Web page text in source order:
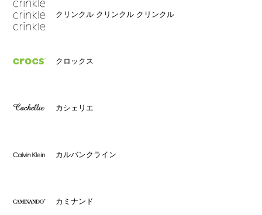
クリンクル クリンクル クリンクル
クロックス
カシェリエ
カルバンクライン
カミナンド